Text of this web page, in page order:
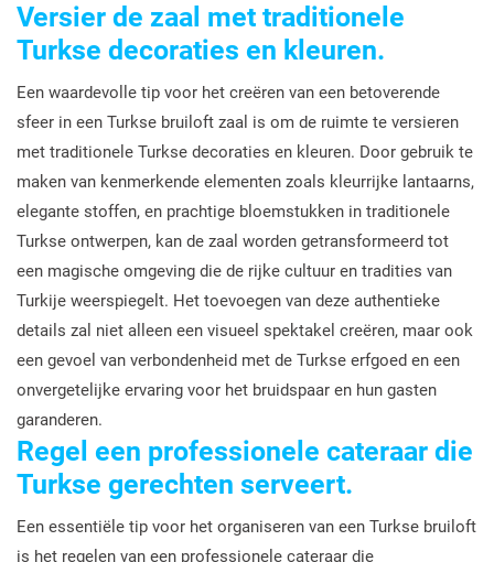
Versier de zaal met traditionele
Turkse decoraties en kleuren.
Een waardevolle tip voor het creëren van een betoverende
sfeer in een Turkse bruiloft zaal is om de ruimte te versieren
met traditionele Turkse decoraties en kleuren. Door gebruik te
maken van kenmerkende elementen zoals kleurrijke lantaarns,
elegante stoffen, en prachtige bloemstukken in traditionele
Turkse ontwerpen, kan de zaal worden getransformeerd tot
een magische omgeving die de rijke cultuur en tradities van
Turkije weerspiegelt. Het toevoegen van deze authentieke
details zal niet alleen een visueel spektakel creëren, maar ook
een gevoel van verbondenheid met de Turkse erfgoed en een
onvergetelijke ervaring voor het bruidspaar en hun gasten
garanderen.
Regel een professionele cateraar die
Turkse gerechten serveert.
Een essentiële tip voor het organiseren van een Turkse bruiloft
is het regelen van een professionele cateraar die